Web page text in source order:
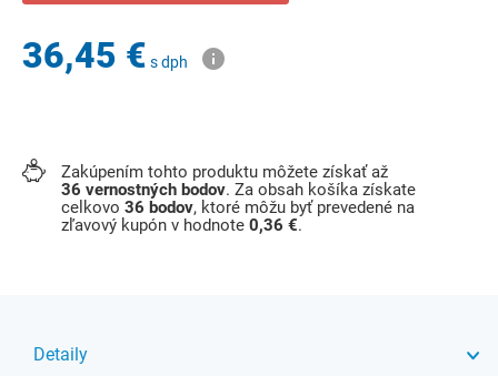
36,45 € s dph
Zakúpením tohto produktu môžete získať až
36 vernostných bodov. Za obsah košíka získate
celkovo 36 bodov, ktoré môžu byť prevedené na
zľavový kupón v hodnote 0,36 €.
Detaily